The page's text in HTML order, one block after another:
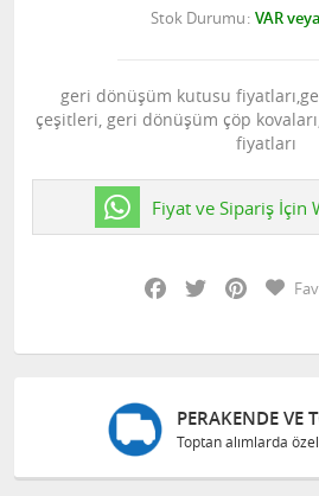
Stok Durumu VAR
geri dönüşüm kutusu
çeşitleri, geri dönüşüm çöp
fiyatları
Fiyat ve Sipariş İçin
Facebook
Twitter Pinterest
PERAKENDE VE
Toptan alımlarda özel